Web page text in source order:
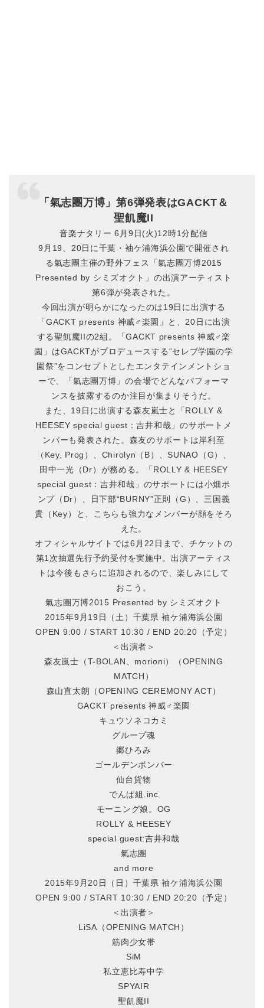
「氣志團万博」第6弾発表はGACKT＆
聖飢魔II
音楽ナタリー 6月9日(火)12時1分配信
9月19、20日に千葉・袖ケ浦海浜公園で開催され
る氣志團主催の野外フェス「氣志團万博2015
Presented by シミズオクト」の出演アーティスト
第6弾が発表された。
今回出演が明らかになったのは19日に出演する
「GACKT presents 神威♂楽園」と、20日に出演
する聖飢魔IIの2組。「GACKT presents 神威♂楽
園」はGACKTがプロデュースする“セレブ学園の学
園祭”をコンセプトとしたエンタテインメントショ
ーで、「氣志團万博」の会場でどんなパフォーマ
ンスを披露するのか注目が集まりそうだ。
また、19日に出演する森友嵐士と「ROLLY &
HEESEY special guest：吉井和哉」のサポートメ
ンバーも発表された。森友のサポートは岸利至
（Key, Prog）、Chirolyn（B）、SUNAO（G）、
田中一光（Dr）が務める。「ROLLY & HEESEY
special guest：吉井和哉」のサポートには小畑ポ
ンプ（Dr）、日下部“BURNY”正則（G）、三国義
貴（Key）と、こちらも強力なメンバーが顔をそろ
えた。
オフィシャルサイトでは6月22日まで、チケットの
第1次抽選先行予約受付を実施中。出演アーティス
トは今後もさらに追加されるので、楽しみにして
おこう。
氣志團万博2015 Presented by シミズオクト
2015年9月19日（土）千葉県 袖ケ浦海浜公園
OPEN 9:00 / START 10:30 / END 20:20（予定）
＜出演者＞
森友嵐士（T-BOLAN、morioni）（OPENING
MATCH）
森山直太朗（OPENING CEREMONY ACT）
GACKT presents 神威♂楽園
キュウソネコカミ
グループ魂
郷ひろみ
ゴールデンボンバー
仙台貨物
でんぱ組.inc
モーニング娘。OG
ROLLY & HEESEY
special guest:吉井和哉
氣志團
and more
2015年9月20日（日）千葉県 袖ケ浦海浜公園
OPEN 9:00 / START 10:30 / END 20:20（予定）
＜出演者＞
LiSA（OPENING MATCH）
筋肉少女帯
SiM
私立恵比寿中学
SPYAIR
聖飢魔II